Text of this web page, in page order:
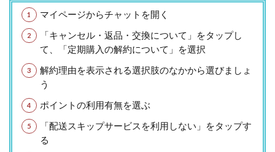
マイページからチャットを開く
「キャンセル・返品・交換について」をタップし
て、「定期購入の解約について」を選択
解約理由を表示される選択肢のなかから選びましょ
う
ポイントの利用有無を選ぶ
「配送スキップサービスを利用しない」をタップす
る